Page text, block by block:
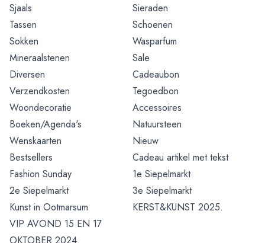
Sjaals
Sieraden
Tassen
Schoenen
Sokken
Wasparfum
Mineraalstenen
Sale
Diversen
Cadeaubon
Verzendkosten
Tegoedbon
Woondecoratie
Accessoires
Boeken/Agenda's
Natuursteen
Wenskaarten
Nieuw
Bestsellers
Cadeau artikel met tekst
Fashion Sunday
1e Siepelmarkt
2e Siepelmarkt
3e Siepelmarkt
Kunst in Ootmarsum
KERST&KUNST 2025.
VIP AVOND 15 EN 17